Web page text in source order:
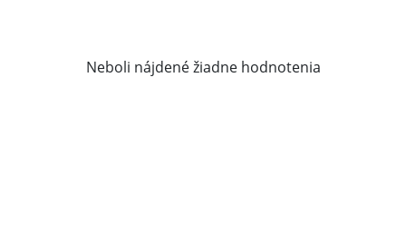
Neboli nájdené žiadne hodnotenia